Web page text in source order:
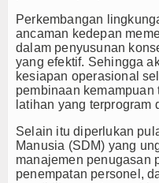
Perkembangan
ancaman kedepan
dalam penyusunan
yang efektif. Sehingga
kesiapan operasional
pembinaan
latihan yang terprogram
Selain itu diperlukan
Manusia (SDM) yang
manajemen penugasan
penempatan personel,